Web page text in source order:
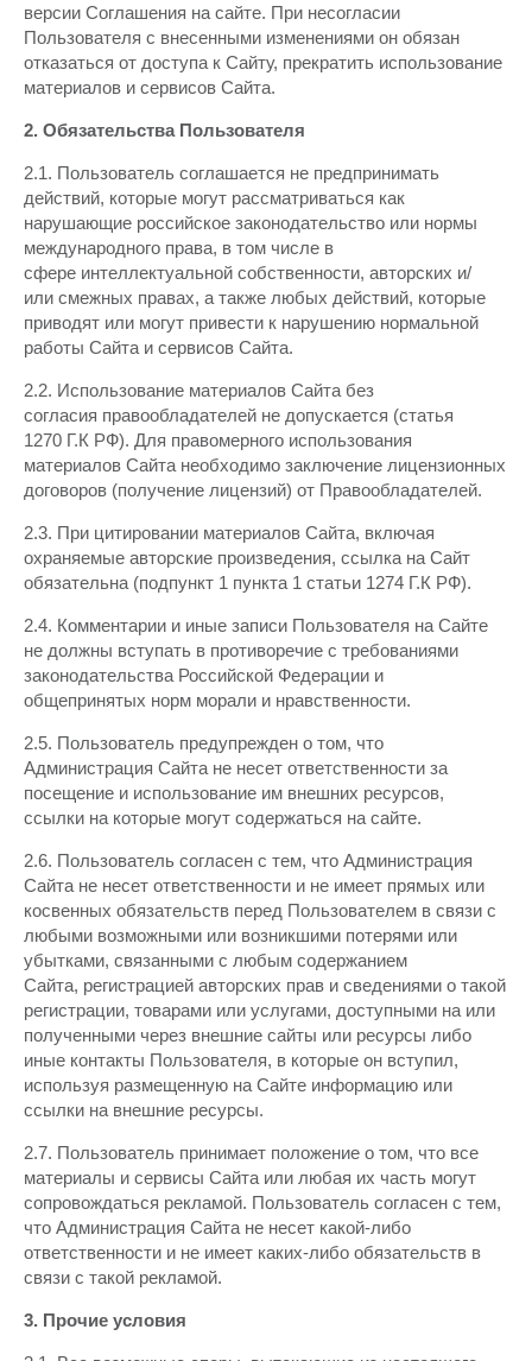
версии Соглашения на сайте. При несогласии
Пользователя с внесенными изменениями он обязан
отказаться от доступа к Сайту, прекратить использование
материалов и сервисов Сайта.
2. Обязательства Пользователя
2.1. Пользователь соглашается не предпринимать
действий, которые могут рассматриваться как
нарушающие российское законодательство или нормы
международного права, в том числе в
сфере интеллектуальной собственности, авторских и/
или смежных правах, а также любых действий, которые
приводят или могут привести к нарушению нормальной
работы Сайта и сервисов Сайта.
2.2. Использование материалов Сайта без
согласия правообладателей не допускается (статья
1270 Г.К РФ). Для правомерного использования
материалов Сайта необходимо заключение лицензионных
договоров (получение лицензий) от Правообладателей.
2.3. При цитировании материалов Сайта, включая
охраняемые авторские произведения, ссылка на Сайт
обязательна (подпункт 1 пункта 1 статьи 1274 Г.К РФ).
2.4. Комментарии и иные записи Пользователя на Сайте
не должны вступать в противоречие с требованиями
законодательства Российской Федерации и
общепринятых норм морали и нравственности.
2.5. Пользователь предупрежден о том, что
Администрация Сайта не несет ответственности за
посещение и использование им внешних ресурсов,
ссылки на которые могут содержаться на сайте.
2.6. Пользователь согласен с тем, что Администрация
Сайта не несет ответственности и не имеет прямых или
косвенных обязательств перед Пользователем в связи с
любыми возможными или возникшими потерями или
убытками, связанными с любым содержанием
Сайта, регистрацией авторских прав и сведениями о такой
регистрации, товарами или услугами, доступными на или
полученными через внешние сайты или ресурсы либо
иные контакты Пользователя, в которые он вступил,
используя размещенную на Сайте информацию или
ссылки на внешние ресурсы.
2.7. Пользователь принимает положение о том, что все
материалы и сервисы Сайта или любая их часть могут
сопровождаться рекламой. Пользователь согласен с тем,
что Администрация Сайта не несет какой-либо
ответственности и не имеет каких-либо обязательств в
связи с такой рекламой.
3. Прочие условия